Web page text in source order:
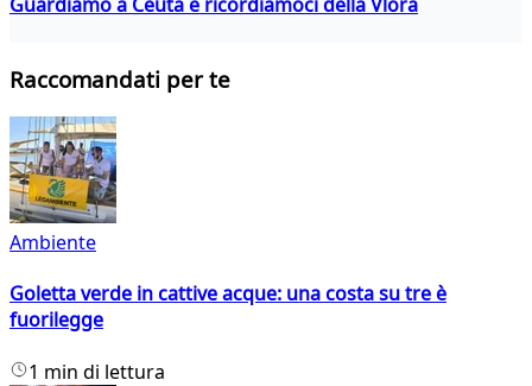
Raccomandati per te
Ambiente
Goletta verde in cattive acque: una costa su tre è
fuorilegge
1 min di lettura